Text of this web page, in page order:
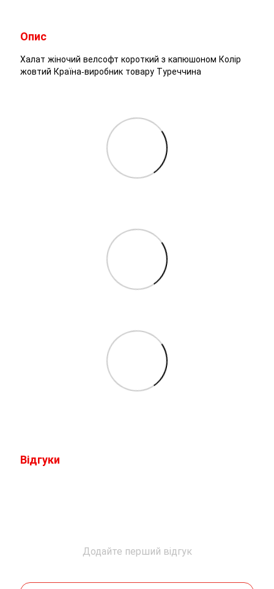
Опис
Халат жіночий велсофт короткий з капюшоном Колір
жовтий Країна-виробник товару Туреччина
Відгуки
Додайте перший відгук